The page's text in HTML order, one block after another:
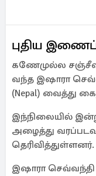
புதிய
கணேமுல்ல
வந்த இஷாரா
(Nepal) வைத்து
இந்நிலையில்
அழைத்து
தெரிவித்துள்ளனர்.
இஷாரா